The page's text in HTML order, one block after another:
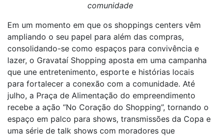
comunidade
Em um momento em que os shoppings centers vêm
ampliando o seu papel para além das compras,
consolidando-se como espaços para convivência e
lazer, o Gravataí Shopping aposta em uma campanha
que une entretenimento, esporte e histórias locais
para fortalecer a conexão com a comunidade. Até
julho, a Praça de Alimentação do empreendimento
recebe a ação “No Coração do Shopping”, tornando o
espaço em palco para shows, transmissões da Copa e
uma série de talk shows com moradores que